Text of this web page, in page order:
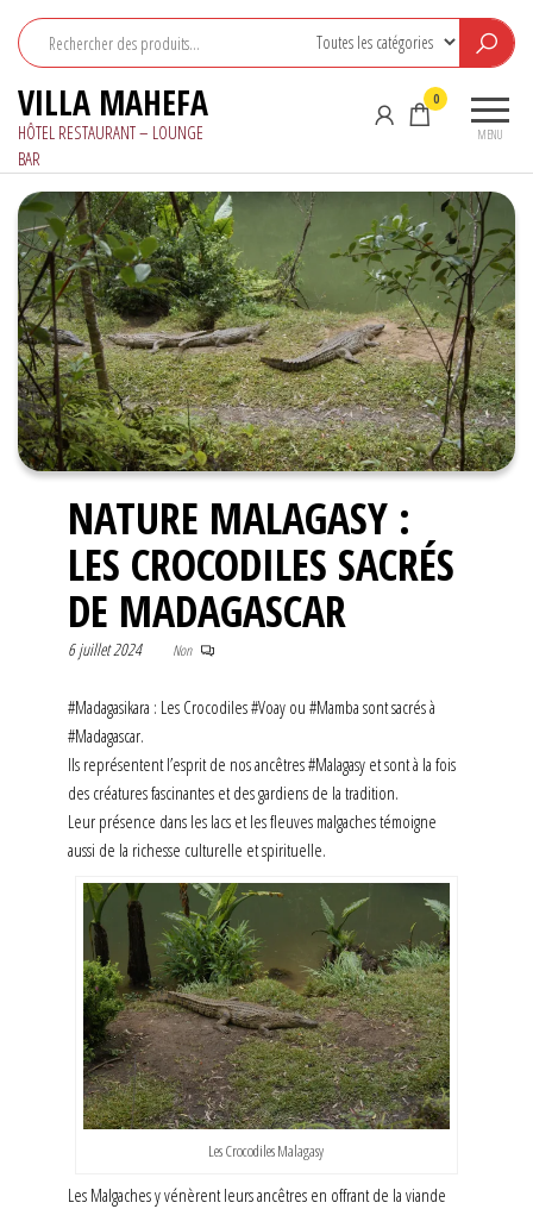
contenu
VILLA MAHEFA
HÔTEL RESTAURANT – LOUNGE
BAR
MENU
0
NATURE MALAGASY :
LES CROCODILES SACRÉS
DE MADAGASCAR
6 juillet 2024 Non
#Madagasikara : Les Crocodiles #Voay ou #Mamba sont sacrés à
#Madagascar.
Ils représentent l’esprit de nos ancêtres #Malagasy et sont à la fois
des créatures fascinantes et des gardiens de la tradition.
Leur présence dans les lacs et les fleuves malgaches témoigne
aussi de la richesse culturelle et spirituelle.
Les Crocodiles Malagasy
Les Malgaches y vénèrent leurs ancêtres en offrant de la viande